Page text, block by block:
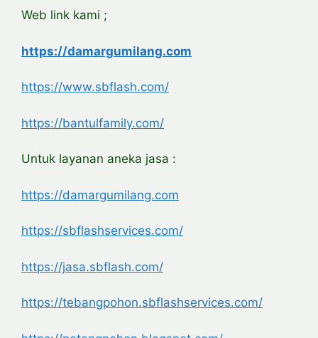
Web link kami ;
https://damargumilang.com
https://www.sbflash.com/
https://bantulfamily.com/
Untuk layanan aneka jasa :
https://damargumilang.com
https://sbflashservices.com/
https://jasa.sbflash.com/
https://tebangpohon.sbflashservices.com/